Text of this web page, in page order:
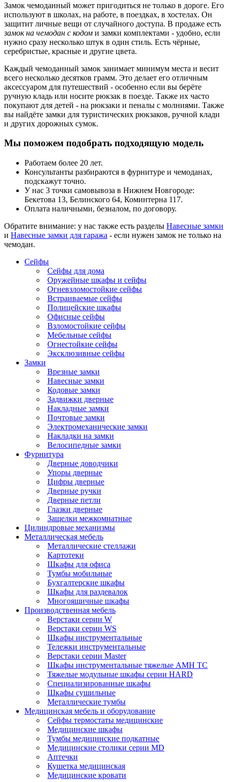
Замок чемоданный может пригодиться не только в дороге. Его
используют в школах, на работе, в поездках, в хостелах. Он
защитит личные вещи от случайного доступа. В продаже есть
замок на чемодан с кодом и замки комплектами - удобно, если
нужно сразу несколько штук в один стиль. Есть чёрные,
серебристые, красные и другие цвета.
Каждый чемоданный замок занимает минимум места и весит
всего несколько десятков грамм. Это делает его отличным
аксессуаром для путешествий - особенно если вы берёте
ручную кладь или носите рюкзак в поезде. Также их часто
покупают для детей - на рюкзаки и пеналы с молниями. Также
вы найдёте замки для туристических рюкзаков, ручной клади
и других дорожных сумок.
Мы поможем подобрать подходящую модель
Работаем более 20 лет.
Консультанты разбираются в фурнитуре и чемоданах,
подскажут точно.
У нас 3 точки самовывоза в Нижнем Новгороде:
Бекетова 13, Белинского 64, Коминтерна 117.
Оплата наличными, безналом, по договору.
Обратите внимание: у нас также есть разделы Навесные замки
и Навесные замки для гаража - если нужен замок не только на
чемодан.
Сейфы
Сейфы для дома
Оружейные шкафы и сейфы
Огневзломостойкие сейфы
Встраиваемые сейфы
Полицейские шкафы
Офисные сейфы
Взломостойкие сейфы
Мебельные сейфы
Огнестойкие сейфы
Эксклюзивные сейфы
Замки
Врезные замки
Навесные замки
Кодовые замки
Задвижки дверные
Накладные замки
Почтовые замки
Электромеханические замки
Накладки на замки
Велосипедные замки
Фурнитура
Дверные доводчики
Упоры дверные
Цифры дверные
Дверные ручки
Дверные петли
Глазки дверные
Защелки межкомнатные
Цилиндровые механизмы
Металлическая мебель
Металлические стеллажи
Картотеки
Шкафы для офиса
Тумбы мобильные
Бухгалтерские шкафы
Шкафы для раздевалок
Многоящичные шкафы
Производственная мебель
Верстаки серии W
Верстаки серии WS
Шкафы инструментальные
Тележки инструментальные
Верстаки серии Master
Шкафы инструментальные тяжелые AMH TC
Тяжелые модульные шкафы серии HARD
Cпециализированные шкафы
Шкафы сушильные
Металлические тумбы
Медицинская мебель и оборудование
Сейфы термостаты медицинские
Медицинские шкафы
Тумбы медицинские подкатные
Медицинские столики серии MD
Аптечки
Кушетка медицинская
Медицинские кровати